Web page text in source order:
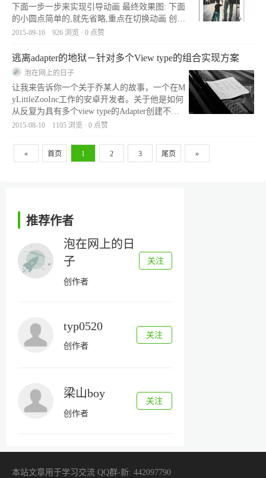
下面一步一步来实现引导动画 最终效果图: 下面
的小圆点简单的,就先省略,重点在切换动画 创建
viewpager 可以左右随手指滑动的只有底部文字
分 activity_main.xml Relati
2015-09-16 926 浏览 · 0 点赞
逃离adapter的地狱－针对多个View type的组合实现方案
泡在网上的日子
让我来告诉你一个关于乔某人的故事，一个在M
yLittleZooInc工作的安卓开发者。关于他是如何
从反复为具有多个view type的Adapter创建不同
的Adapter对象中解脱出来，最终成功实现可重
是一个安卓开发者，为一家名叫My
2015-08-10 1105 浏览 · 0 点赞
« 首页 1 2 3 尾页 »
推荐作者
泡在网上的日
子
创作者
关注
typ0520
创作者
关注
梁山boy
创作者
关注
本站文章用于学习交流 QQ群-新: 442097790